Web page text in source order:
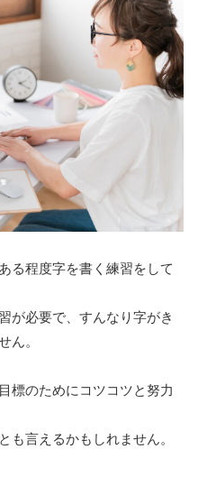
る程度字を書く練習をして
が必要で、すんなり字がき
ん。
標のためにコツコツと努力
も言えるかもしれません。